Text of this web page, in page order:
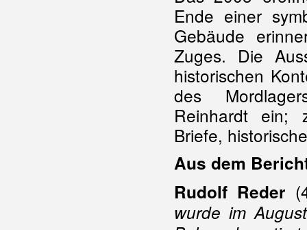
Ende einer
Gebäude
Zuges. Die
historischen
des
Reinhardt ein;
Briefe,
Aus dem
Rudolf Reder
wurde im